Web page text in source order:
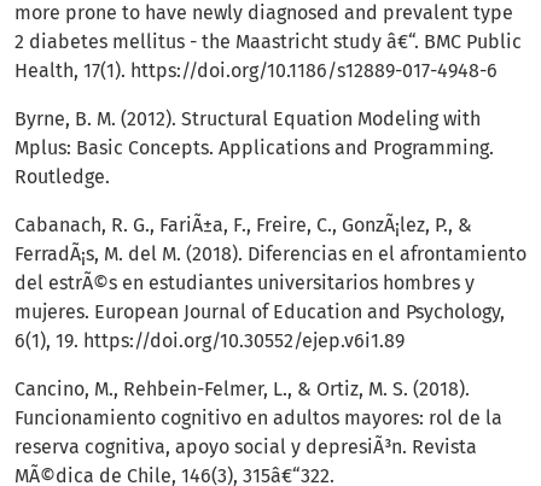
more prone to have newly diagnosed and prevalent type
2 diabetes mellitus - the Maastricht study â€“. BMC Public
Health, 17(1). https://doi.org/10.1186/s12889-017-4948-6
Byrne, B. M. (2012). Structural Equation Modeling with
Mplus: Basic Concepts. Applications and Programming.
Routledge.
Cabanach, R. G., FariÃ±a, F., Freire, C., GonzÃ¡lez, P., &
FerradÃ¡s, M. del M. (2018). Diferencias en el afrontamiento
del estrÃ©s en estudiantes universitarios hombres y
mujeres. European Journal of Education and Psychology,
6(1), 19. https://doi.org/10.30552/ejep.v6i1.89
Cancino, M., Rehbein-Felmer, L., & Ortiz, M. S. (2018).
Funcionamiento cognitivo en adultos mayores: rol de la
reserva cognitiva, apoyo social y depresiÃ³n. Revista
MÃ©dica de Chile, 146(3), 315â€“322.